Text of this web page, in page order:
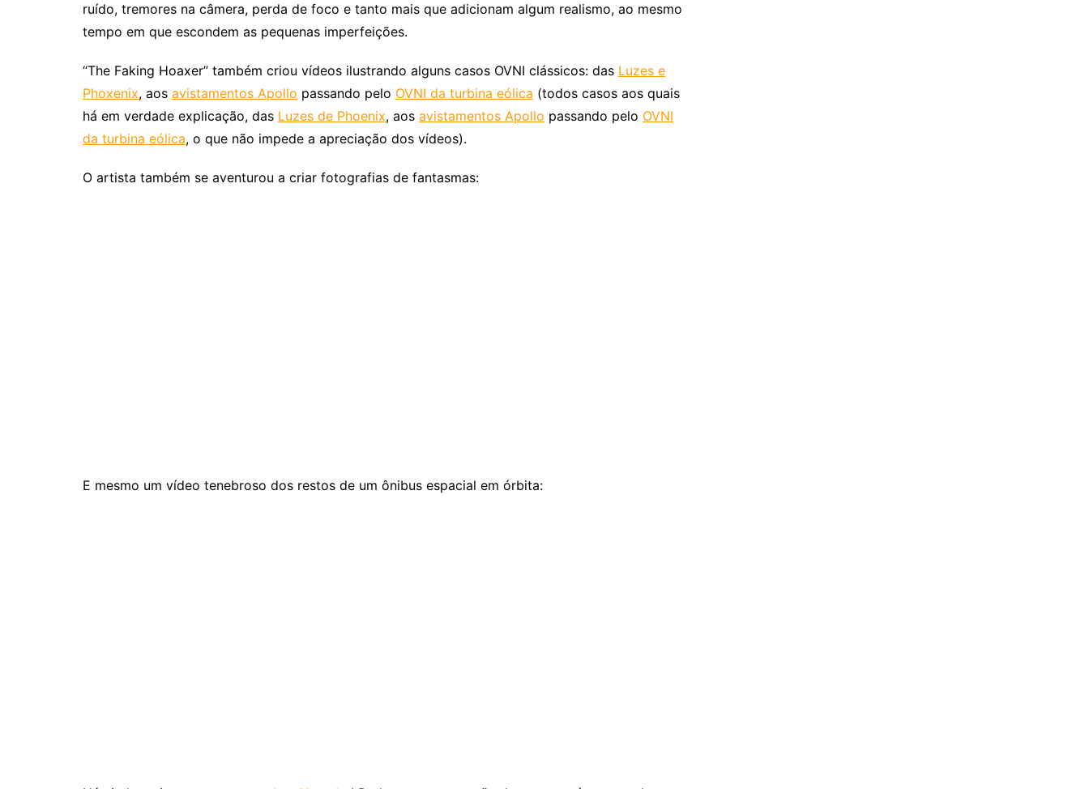
ruído, tremores na câmera, perda de foco e tanto mais que adicionam algum realismo, ao mesmo
tempo em que escondem as pequenas imperfeições.
“The Faking Hoaxer” também criou vídeos ilustrando alguns casos OVNI clássicos: das Luzes e
Phoxenix, aos avistamentos Apollo passando pelo OVNI da turbina eólica (todos casos aos quais
há em verdade explicação, das Luzes de Phoenix, aos avistamentos Apollo passando pelo OVNI
da turbina eólica, o que não impede a apreciação dos vídeos).
O artista também se aventurou a criar fotografias de fantasmas:
E mesmo um vídeo tenebroso dos restos de um ônibus espacial em órbita: